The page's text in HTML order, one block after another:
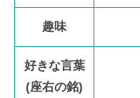
趣味
好きな言葉
(座右の銘)